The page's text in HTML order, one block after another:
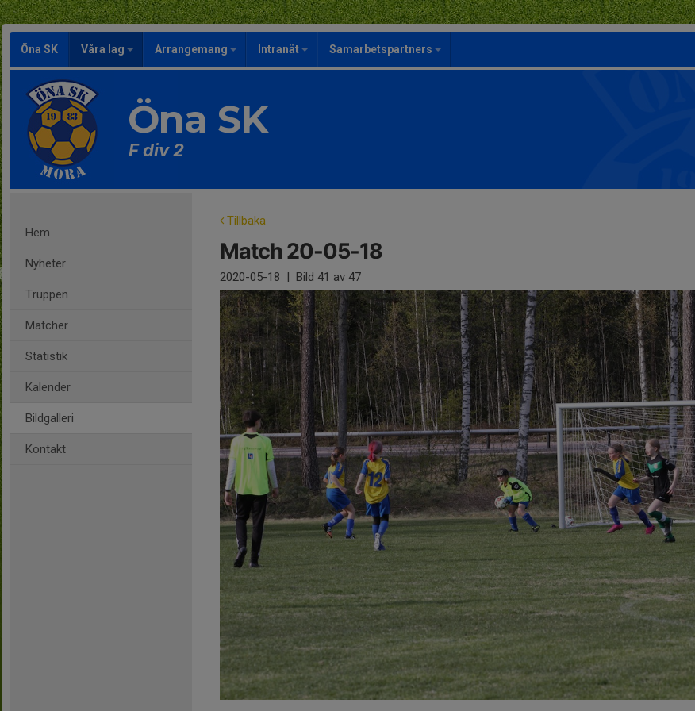
Öna SK Våra lag Arrangemang Intranät Samarbetspartners
Öna SK
F div 2
Hem
Nyheter
Truppen
Matcher
Statistik
Kalender
Bildgalleri
Kontakt
Tillbaka
Match 20-05-18
2020-05-18 | Bild 41 av 47